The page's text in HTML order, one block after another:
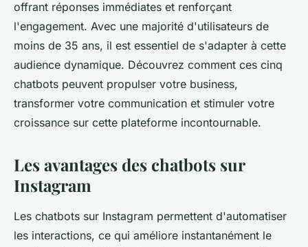
Maxime •23 janvier 2025•3 min de lecture
offrant réponses immédiates et renforçant
l'engagement. Avec une majorité d'utilisateurs de
moins de 35 ans, il est essentiel de s'adapter à cette
audience dynamique. Découvrez comment ces cinq
chatbots peuvent propulser votre business,
transformer votre communication et stimuler votre
croissance sur cette plateforme incontournable.
Les avantages des chatbots sur
Instagram
Les chatbots sur Instagram permettent d'automatiser
les interactions, ce qui améliore instantanément le